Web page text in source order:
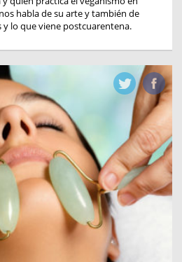
habla de su arte y también de
lo que viene postcuarentena.